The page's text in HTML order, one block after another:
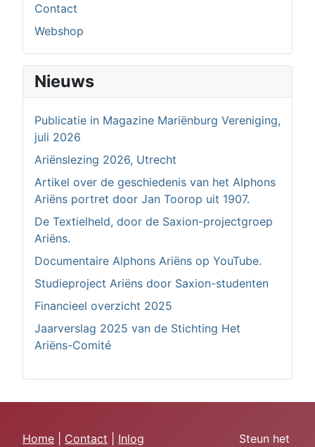
Contact
Webshop
Nieuws
Publicatie in Magazine Mariënburg Vereniging,
juli 2026
Ariënslezing 2026, Utrecht
Artikel over de geschiedenis van het Alphons
Ariëns portret door Jan Toorop uit 1907.
De Textielheld, door de Saxion-projectgroep
Ariëns.
Documentaire Alphons Ariëns op YouTube.
Studieproject Ariëns door Saxion-studenten
Financieel overzicht 2025
Jaarverslag 2025 van de Stichting Het
Ariëns-Comité
Home Contact Inlog Steun het